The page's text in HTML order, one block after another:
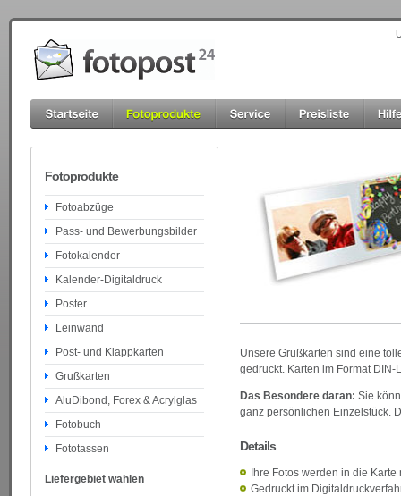
Fotoprodukte
Fotoabzüge
Pass- und Bewerbungsbilder
Fotokalender
Kalender-Digitaldruck
Poster
Leinwand
Post- und Klappkarten
Grußkarten
AluDibond, Forex & Acrylglas
Fotobuch
Fototassen
Liefergebiet wählen
Unsere Grußkarten sind eine
gedruckt. Karten im Format
Das Besondere daran: Sie
ganz persönlichen Einzelstück.
Details
Ihre Fotos werden in die Karte
Gedruckt im